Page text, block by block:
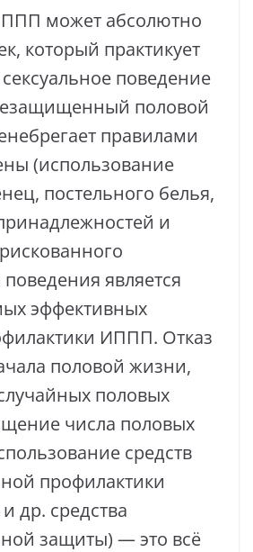
может абсолютно
который практикует
поведение
половой
правилами
(использование
постельного белья,
и
поведения является
эффективных
ИППП. Отказ
половой жизни,
половых
числа половых
средств
профилактики
др. средства
защиты) — это всё